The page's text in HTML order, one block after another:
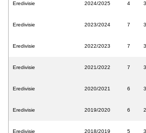
Eredivisie 2024/2025 4
Eredivisie 2023/2024 7
Eredivisie 2022/2023 7
Eredivisie 2021/2022 7
Eredivisie 2020/2021 6
Eredivisie 2019/2020 6
Eredivisie 2018/2019 5